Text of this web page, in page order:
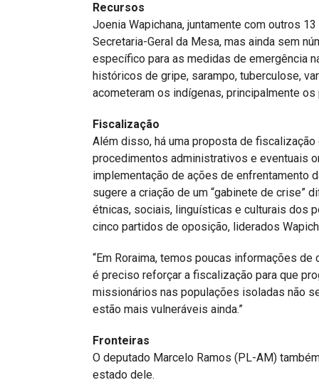
Recursos
Joenia Wapichana, juntamente com outros
Secretaria-Geral da Mesa, mas ainda sem
específico para as medidas de emergência
históricos de gripe, sarampo, tuberculose,
acometeram os indígenas, principalmente
Fiscalização
Além disso, há uma proposta de
procedimentos administrativos e eventuais
implementação de ações de enfrentamento
sugere a criação de um “gabinete de crise”
étnicas, sociais, linguísticas e culturais dos
cinco partidos de oposição, liderados
“Em Roraima, temos poucas informações
é preciso reforçar a fiscalização para que
missionários nas populações isoladas não
estão mais vulneráveis ainda.”
Fronteiras
O deputado Marcelo Ramos (PL-AM)
estado dele.